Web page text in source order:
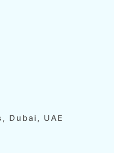
Dubai, UAE